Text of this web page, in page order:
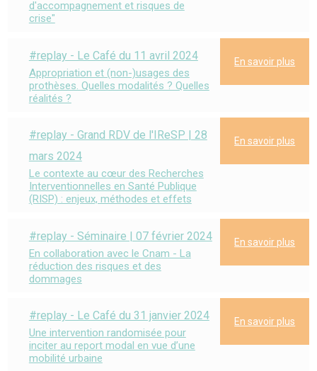
d'accompagnement et risques de
crise"
#replay - Le Café du 11 avril 2024
Appropriation et (non-)usages des
prothèses. Quelles modalités ? Quelles
réalités ?
En savoir plus
#replay - Grand RDV de l'IReSP | 28
mars 2024
Le contexte au cœur des Recherches
Interventionnelles en Santé Publique
(RISP) : enjeux, méthodes et effets
En savoir plus
#replay - Séminaire | 07 février 2024
En collaboration avec le Cnam - La
réduction des risques et des
dommages
En savoir plus
#replay - Le Café du 31 janvier 2024
Une intervention randomisée pour
inciter au report modal en vue d’une
mobilité urbaine
En savoir plus